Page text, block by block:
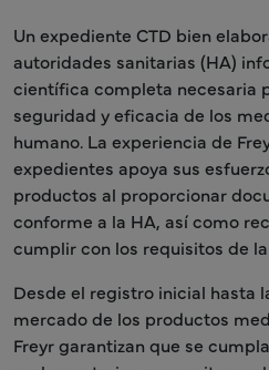
Un expediente CTD bien
autoridades sanitarias (HA)
científica completa necesaria
seguridad y eficacia de los
humano. La experiencia de
expedientes apoya sus
productos al proporcionar
conforme a la HA, así como
cumplir con los requisitos de
Desde el registro inicial hasta
mercado de los productos
Freyr garantizan que se